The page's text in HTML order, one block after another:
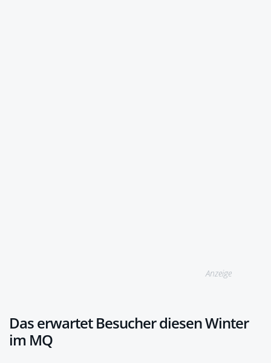
Anzeige
Das erwartet Besucher diesen Winter
im MQ